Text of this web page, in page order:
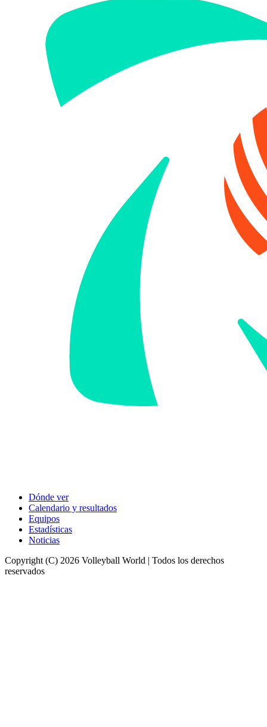
Dónde ver
Calendario y resultados
Equipos
Estadísticas
Noticias
Copyright (C) 2026 Volleyball World | Todos los derechos
reservados